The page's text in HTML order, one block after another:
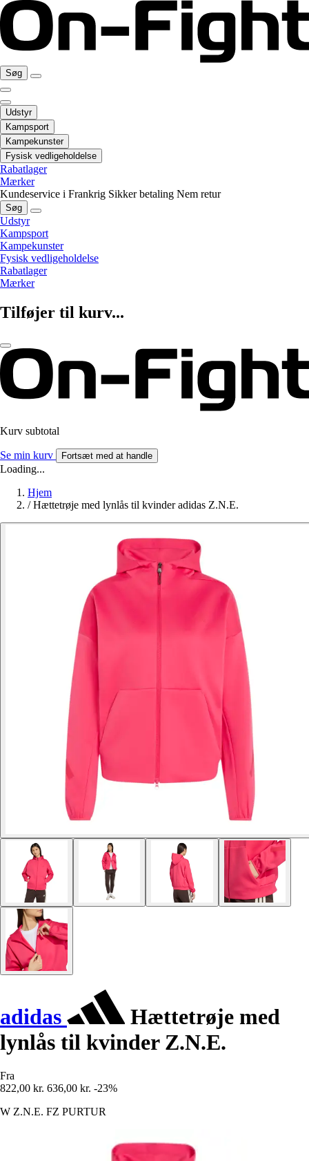
Søg
Udstyr
Kampsport
Kampekunster
Fysisk vedligeholdelse
Rabatlager
Mærker
Kundeservice i Frankrig Sikker betaling Nem retur
Søg
Udstyr
Kampsport
Kampekunster
Fysisk vedligeholdelse
Rabatlager
Mærker
Tilføjer til kurv...
Kurv subtotal
Se min kurv Fortsæt med at handle
Loading...
Hjem
/ Hættetrøje med lynlås til kvinder adidas Z.N.E.
adidas
Hættetrøje med
lynlås til kvinder Z.N.E.
Fra
822,00 kr. 636,00 kr. -23%
W Z.N.E. FZ PURTUR